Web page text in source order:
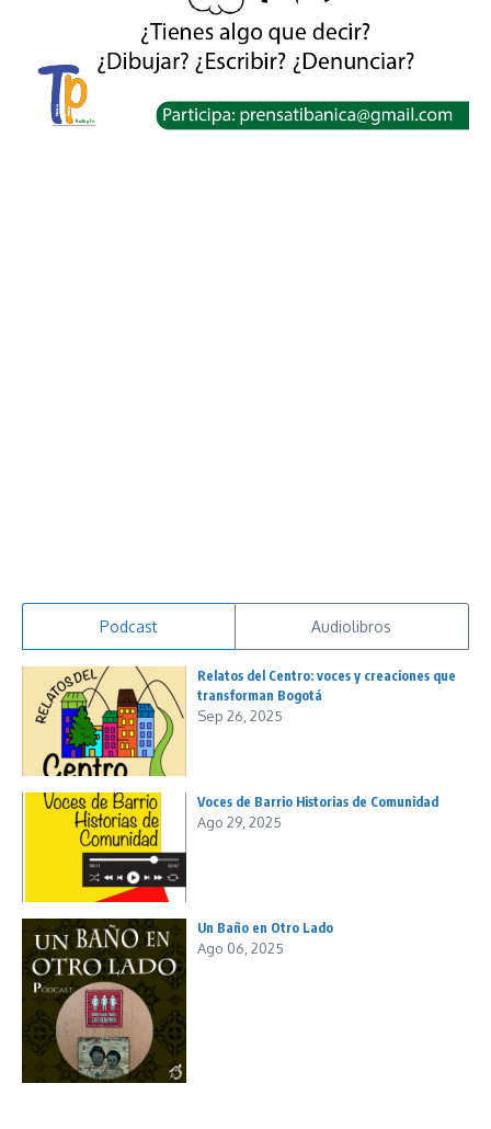
Podcast Audiolibros
Relatos del Centro: voces y creaciones que
transforman Bogotá
Sep 26, 2025
Voces de Barrio Historias de Comunidad
Ago 29, 2025
Un Baño en Otro Lado
Ago 06, 2025